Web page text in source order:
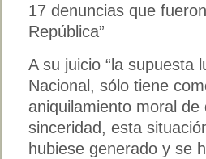
17 denuncias que
República”
A su juicio “la supuesta
Nacional, sólo tiene
aniquilamiento moral
sinceridad, esta
hubiese generado y se